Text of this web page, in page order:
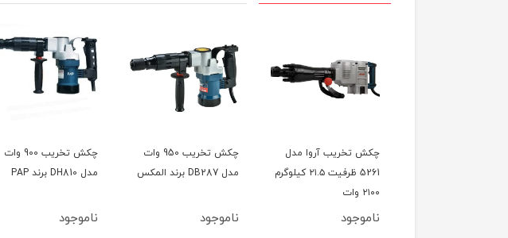
چکش تخریب آروا مدل
5261 ظرفیت ۲۱.۵ کیلوگرم
۲۱۰۰ وات
ناموجود
چکش تخریب 950 وات
مدل DB287 برند المکس
ناموجود
چکش تخریب 900 وات
مدل DH810 برند PAP
ناموجود